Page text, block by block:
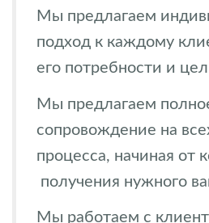
Мы предлагаем
подход к каждому
его потребности и
Мы предлагаем
сопровождение на
процесса, начиная от
получения нужного
Мы работаем с